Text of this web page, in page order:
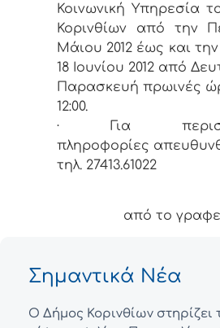
Κοινωνική Υπηρεσία
Κορινθίων από την
Μάιου 2012 έως και
18 Ιουνίου 2012 από
Παρασκευή πρωινές
12:00.
· Για
πληροφορίες
τηλ. 27413.61022
από το
Σημαντικά Νέα
Ο Δήμος Κορινθίων στηρίζει